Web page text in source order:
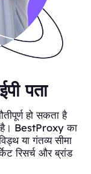
पता
हो सकता है
है। BestProxy का
या गंतव्य सीमा
रिसर्च और ब्रांड